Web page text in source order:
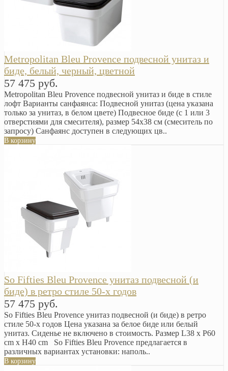
Metropolitan Bleu Provence подвесной унитаз и
биде, белый, черный, цветной
57 475 руб.
Metropolitan Bleu Provence подвесной унитаз и биде в стиле
лофт Варианты санфаянса: Подвесной унитаз (цена указана
только за унитаз, в белом цвете) Подвесное биде (с 1 или 3
отверстиями для смесителя), размер 54x38 см (смеситель по
запросу) Санфаянс доступен в следующих цв..
В корзину
So Fifties Bleu Provence унитаз подвесной (и
биде) в ретро стиле 50-х годов
57 475 руб.
So Fifties Bleu Provence унитаз подвесной (и биде) в ретро
стиле 50-х годов Цена указана за белое биде или белый
унитаз. Сиденье не включено в стоимость. Размер L38 х P60
cm х H40 cm So Fifties Bleu Provence предлагается в
различных вариантах установки: наполь..
В корзину